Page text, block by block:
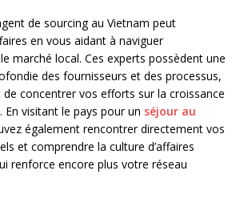
de sourcing au Vietnam peut
en vous aidant à naviguer
marché local. Ces experts possèdent une
des fournisseurs et des processus,
concentrer vos efforts sur la croissance
visitant le pays pour un séjour au
également rencontrer directement vos
et comprendre la culture d’affaires
renforce encore plus votre réseau